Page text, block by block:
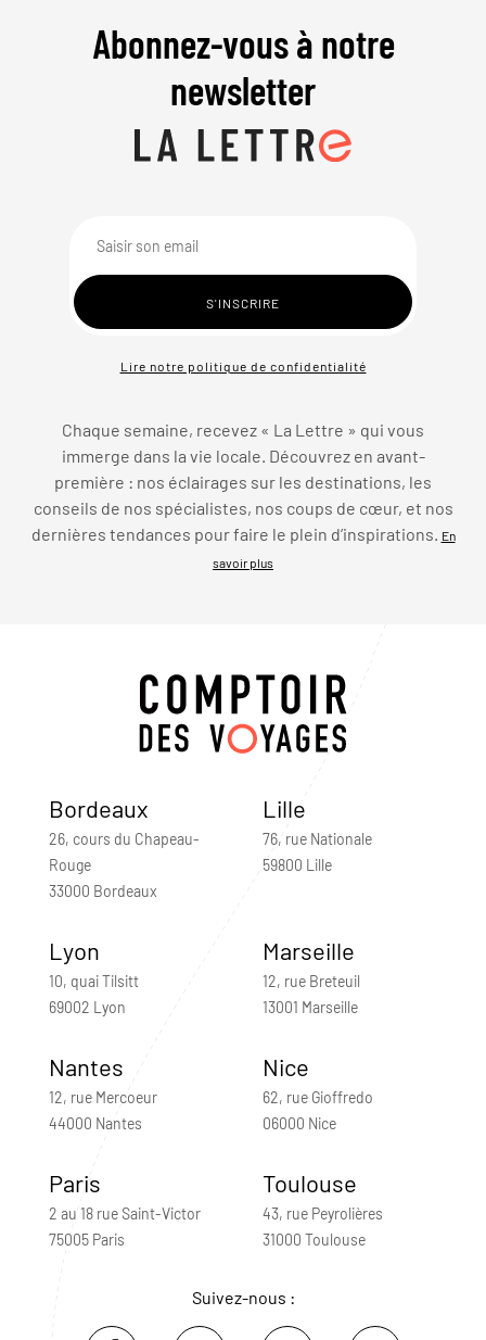
Abonnez-vous à notre
newsletter
Lire notre politique de confidentialité
Chaque semaine, recevez « La Lettre » qui vous
immerge dans la vie locale. Découvrez en avant-
première : nos éclairages sur les destinations, les
conseils de nos spécialistes, nos coups de cœur, et nos
dernières tendances pour faire le plein d’inspirations.
En
savoir plus
Bordeaux
26, cours du Chapeau-
Rouge
33000 Bordeaux
Lille
76, rue Nationale
59800 Lille
Lyon
10, quai Tilsitt
69002 Lyon
Marseille
12, rue Breteuil
13001 Marseille
Nantes
12, rue Mercoeur
44000 Nantes
Nice
62, rue Gioffredo
06000 Nice
Paris
2 au 18 rue Saint-Victor
75005 Paris
Toulouse
43, rue Peyrolières
31000 Toulouse
Suivez-nous :